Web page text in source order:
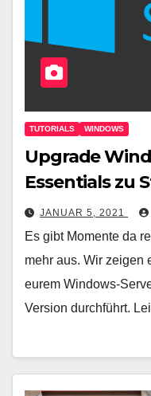
TUTORIALS WINDOWS
Upgrade
Essentials zu
JANUAR 5, 2021
Es gibt Momente da
mehr aus. Wir zeigen
eurem Windows-
Version durchführt.